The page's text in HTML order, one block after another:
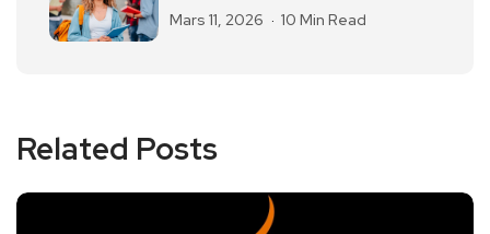
Mars 11, 2026 10 Min Read
Related Posts